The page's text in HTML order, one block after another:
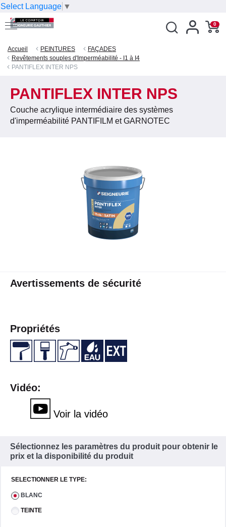
Select Language ▼
0
Accueil PEINTURES
FAÇADES
Revêtements souples d'Imperméabilité - I1 à I4
PANTIFLEX INTER NPS
PANTIFLEX INTER NPS
Couche acrylique intermédiaire des systèmes
d'imperméabilité PANTIFILM et GARNOTEC
Avertissements de sécurité
Propriétés
Vidéo:
Voir la vidéo
Sélectionnez les paramètres du produit pour obtenir le
prix et la disponibilité du produit
SELECTIONNER LE TYPE:
BLANC
TEINTE